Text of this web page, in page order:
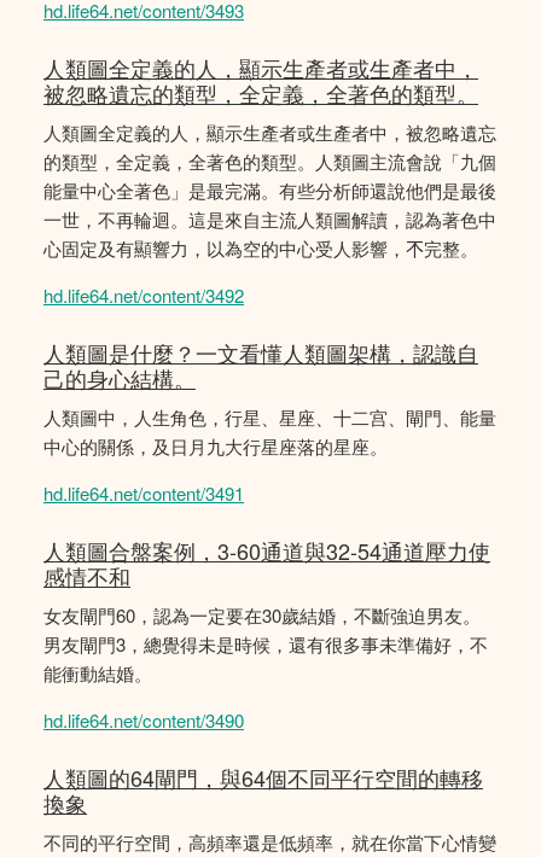
hd.life64.net/content/3493
人類圖全定義的人，顯示生產者或生產者中，
被忽略遺忘的類型，全定義，全著色的類型。
人類圖全定義的人，顯示生產者或生產者中，被忽略遺忘
的類型，全定義，全著色的類型。人類圖主流會說「九個
能量中心全著色」是最完滿。有些分析師還說他們是最後
一世，不再輪迴。這是來自主流人類圖解讀，認為著色中
心固定及有顯響力，以為空的中心受人影響，𣎴完整。
hd.life64.net/content/3492
人類圖是什麼？一文看懂人類圖架構，認識自
己的身心結構。
人類圖中，人生角色，行星、星座、十二宫、閘門、能量
中心的關係，及日月九大行星座落的星座。
hd.life64.net/content/3491
人類圖合盤案例，3-60通道與32-54通道壓力使
感情不和
女友閘門60，認為一定要在30歲結婚，不斷強迫男友。
男友閘門3，總覺得未是時候，還有很多事未準備好，不
能衝動結婚。
hd.life64.net/content/3490
人類圖的64閘門，與64個不同平行空間的轉移
換象
不同的平行空間，高頻率還是低頻率，就在你當下心情變